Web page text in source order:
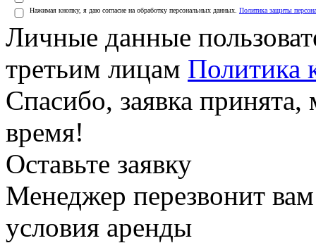
Нажимая кнопку, я даю согласие на обработку персональных данных. Политика защиты
Личные данные
третьим лицам Политика
Спасибо, заявка
время!
Оставьте заявку
Менеджер перезвонит
условия аренды